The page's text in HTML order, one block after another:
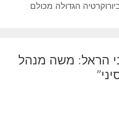
הגדולה מכולם
“אבי הראל: משה מנהל